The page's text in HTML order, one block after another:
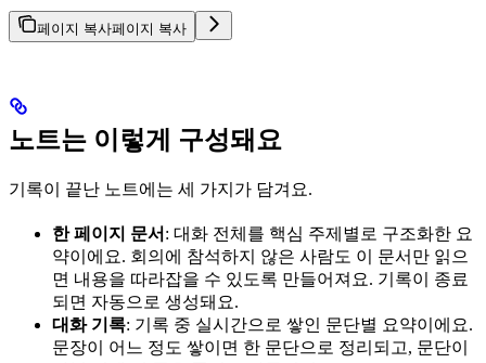
페이지 복사페이지 복사
노트는 이렇게 구성돼요
기록이 끝난 노트에는 세 가지가 담겨요.
한 페이지 문서 : 대화 전체를 핵심 주제별로 구조화한 요
약이에요. 회의에 참석하지 않은 사람도 이 문서만 읽으
면 내용을 따라잡을 수 있도록 만들어져요. 기록이 종료
되면 자동으로 생성돼요.
대화 기록: 기록 중 실시간으로 쌓인 문단별 요약이에요.
문장이 어느 정도 쌓이면 한 문단으로 정리되고, 문단이